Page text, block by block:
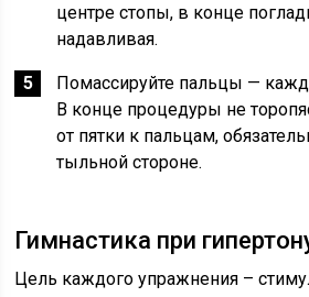
центре стопы, в конце
надавливая.
Помассируйте пальцы —
В конце процедуры не
от пятки к пальцам,
тыльной стороне.
Гимнастика при
Цель каждого упражнения –